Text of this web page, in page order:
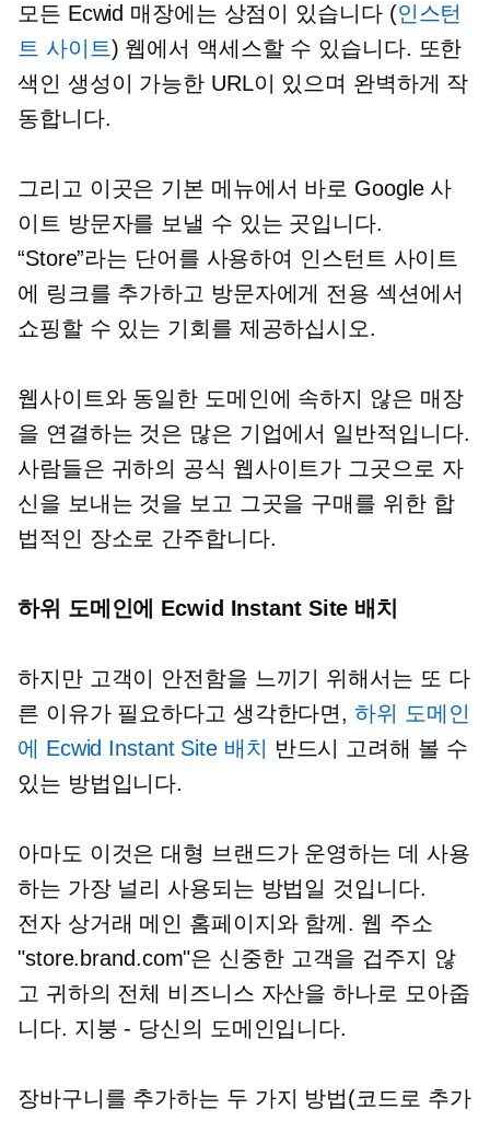
모든 Ecwid 매장에는 상점이 있습니다 (인스턴
트 사이트) 웹에서 액세스할 수 있습니다. 또한
색인 생성이 가능한 URL이 있으며 완벽하게 작
동합니다.
그리고 이곳은 기본 메뉴에서 바로 Google 사
이트 방문자를 보낼 수 있는 곳입니다.
“Store”라는 단어를 사용하여 인스턴트 사이트
에 링크를 추가하고 방문자에게 전용 섹션에서
쇼핑할 수 있는 기회를 제공하십시오.
웹사이트와 동일한 도메인에 속하지 않은 매장
을 연결하는 것은 많은 기업에서 일반적입니다.
사람들은 귀하의 공식 웹사이트가 그곳으로 자
신을 보내는 것을 보고 그곳을 구매를 위한 합
법적인 장소로 간주합니다.
하위 도메인에 Ecwid Instant Site 배치
하지만 고객이 안전함을 느끼기 위해서는 또 다
른 이유가 필요하다고 생각한다면,하위 도메인
에 Ecwid Instant Site 배치
반드시 고려해 볼 수
있는 방법입니다.
아마도 이것은 대형 브랜드가 운영하는 데 사용
하는 가장 널리 사용되는 방법일 것입니다.
전자 상거래 메인 홈페이지와 함께. 웹 주소
"store.brand.com"은 신중한 고객을 겁주지 않
고 귀하의 전체 비즈니스 자산을 하나로 모아줍
니다. 지붕 - 당신의 도메인입니다.
장바구니를 추가하는 두 가지 방법(코드로 추가